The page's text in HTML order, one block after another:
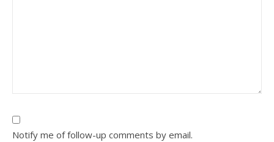
Notify me of follow-up comments by email.